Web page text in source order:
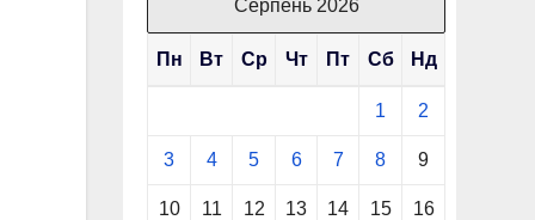
Серпень 2026
Пн Вт Ср Чт Пт Сб Нд
1 2
3 4 5 6 7 8 9
10 11 12 13 14 15 16